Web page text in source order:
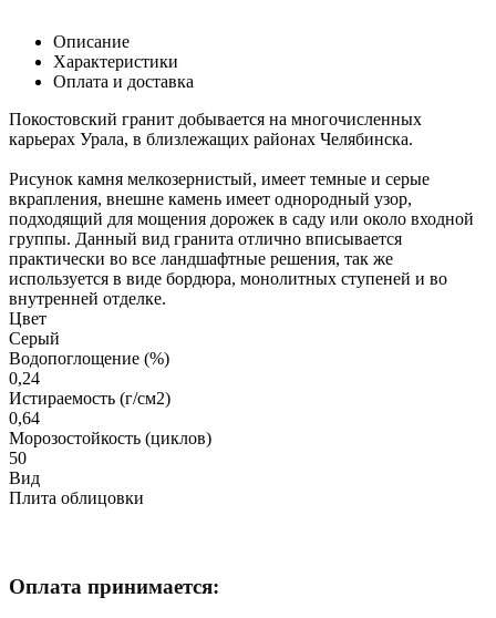
Описание
Характеристики
Оплата и доставка
Покостовский гранит добывается на многочисленных
карьерах Урала, в близлежащих районах Челябинска.
Рисунок камня мелкозернистый, имеет темные и серые
вкрапления, внешне камень имеет однородный узор,
подходящий для мощения дорожек в саду или около входной
группы. Данный вид гранита отлично вписывается
практически во все ландшафтные решения, так же
используется в виде бордюра, монолитных ступеней и во
внутренней отделке.
Цвет
Серый
Водопоглощение (%)
0,24
Истираемость (г/см2)
0,64
Морозостойкость (циклов)
50
Вид
Плита облицовки
Оплата принимается: